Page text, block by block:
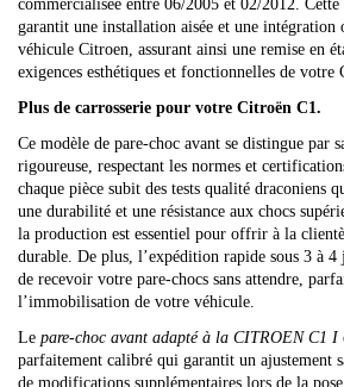
commercialisée entre 06/2005 et 02/2012.
garantit une installation aisée et une intégration
véhicule Citroen, assurant ainsi une remise en
exigences esthétiques et fonctionnelles de votre
Plus de carrosserie pour votre Citroën C1.
Ce modèle de pare-choc avant se distingue par
rigoureuse, respectant les normes et
chaque pièce subit des tests qualité draconiens
une durabilité et une résistance aux chocs
la production est essentiel pour offrir à la
durable. De plus, l’expédition rapide sous 3 à 4
de recevoir votre pare-chocs sans attendre,
l’immobilisation de votre véhicule.
Le pare-choc avant adapté à la CITROEN C1 I
parfaitement calibré qui garantit un ajustement
de modifications supplémentaires lors de la